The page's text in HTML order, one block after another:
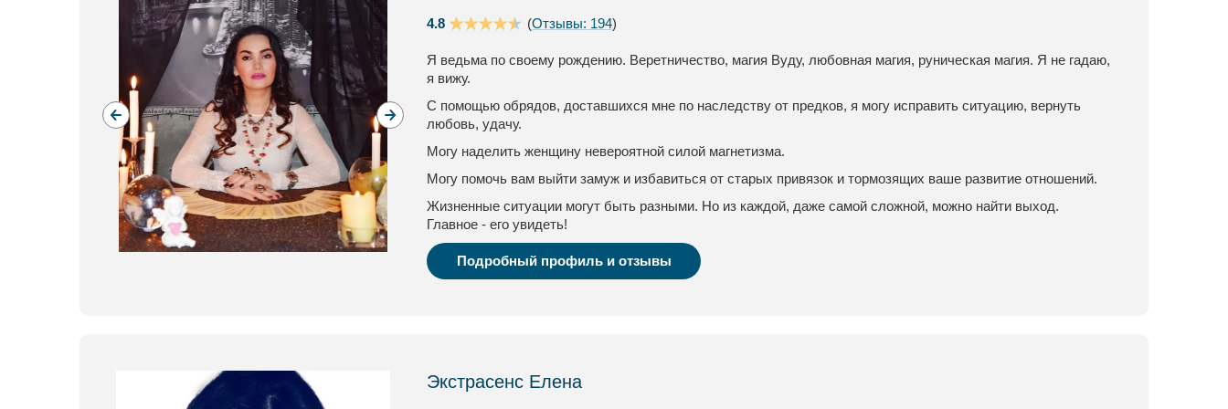
4.8 (Отзывы: 194)
Я ведьма по своему рождению. Веретничество, магия Вуду, любовная магия, руническая магия. Я не гадаю,
я вижу.
С помощью обрядов, доставшихся мне по наследству от предков, я могу исправить ситуацию, вернуть
любовь, удачу.
Могу наделить женщину невероятной силой магнетизма.
Могу помочь вам выйти замуж и избавиться от старых привязок и тормозящих ваше развитие отношений.
Жизненные ситуации могут быть разными. Но из каждой, даже самой сложной, можно найти выход.
Главное - его увидеть!
Подробный профиль и отзывы
Экстрасенс Елена